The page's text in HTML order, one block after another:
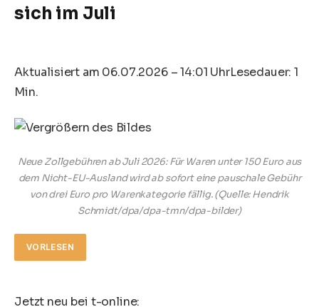
sich im Juli
Aktualisiert am 06.07.2026 – 14:01 UhrLesedauer: 1
Min.
Neue Zollgebühren ab Juli 2026: Für Waren unter 150 Euro aus
dem Nicht-EU-Ausland wird ab sofort eine pauschale Gebühr
von drei Euro pro Warenkategorie fällig.(Quelle: Hendrik
Schmidt/dpa/dpa-tmn/dpa-bilder)
VORLESEN
Jetzt neu bei t-online: